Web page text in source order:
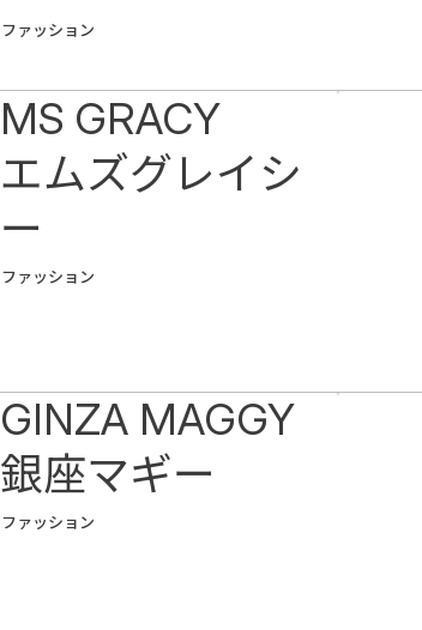
ファッション
ファッション
MS GRACY
エムズグレイシ
ー
ファッション
GINZA MAGGY
銀座マギー